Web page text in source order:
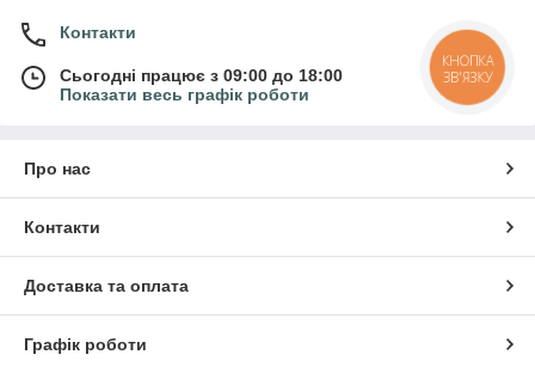
Контакти
Сьогодні працює з 09:00 до 18:00
Показати весь графік роботи
Про нас
Контакти
Доставка та оплата
Графік роботи
КНОПКА
ЗВ'ЯЗКУ